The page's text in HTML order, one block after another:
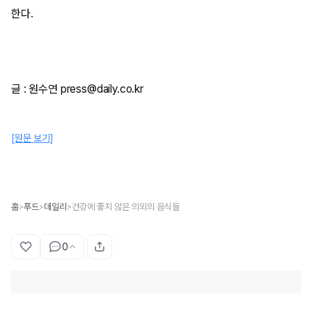
한다.
글 : 원수연 press@daily.co.kr
[원문 보기]
홈>푸드>데일리 >건강에 좋지 않은 의외의 음식들
0